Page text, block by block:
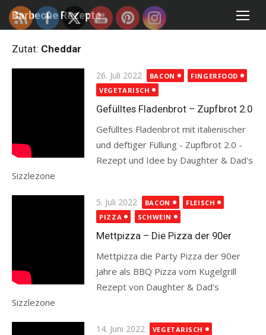
Skip
Barbecue Rezepte
Zutat: Cheddar
Posted
on
26. Juli 2022 BACON
FINGERFOOD
VEGETARISCH
Gefülltes Fladenbrot – Zupfbrot 2.0
Gefülltes Fladenbrot mit italienischer
und deftiger Füllung - Zupfbrot 2.0 -
Rezept und Idee by Daughter & Dad's
Sizzlezone
Posted
on
5. Juli 2022 BACON
FLEISCH
PIZZA
SCHWEIN
Mettpizza – Die Pizza der 90er
Mettpizza die Party Pizza der 90er
Jahre als BBQ Pizza vom Kugelgrill
Rezept von Daughter & Dad's
Sizzlezone
Posted
14. Juni 2022 VEGETARISCH